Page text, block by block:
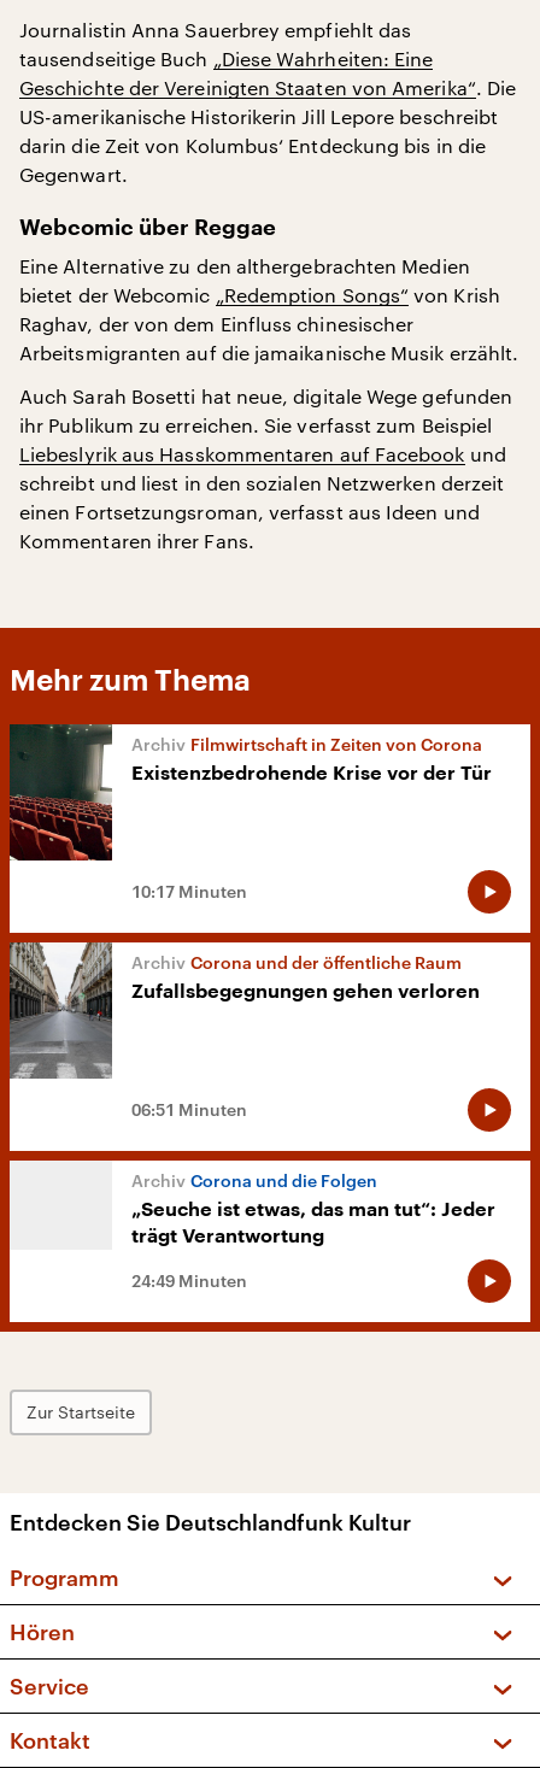
Journalistin Anna Sauerbrey empfiehlt das
tausendseitige Buch „Diese Wahrheiten: Eine
Geschichte der Vereinigten Staaten von Amerika“. Die
US-amerikanische Historikerin Jill Lepore beschreibt
darin die Zeit von Kolumbus‘ Entdeckung bis in die
Gegenwart.
Webcomic über Reggae
Eine Alternative zu den althergebrachten Medien
bietet der Webcomic „Redemption Songs“ von Krish
Raghav, der von dem Einfluss chinesischer
Arbeitsmigranten auf die jamaikanische Musik erzählt.
Auch Sarah Bosetti hat neue, digitale Wege gefunden
ihr Publikum zu erreichen. Sie verfasst zum Beispiel
Liebeslyrik aus Hasskommentaren auf Facebook und
schreibt und liest in den sozialen Netzwerken derzeit
einen Fortsetzungsroman, verfasst aus Ideen und
Kommentaren ihrer Fans.
Mehr zum Thema
Filmwirtschaft in Zeiten von Corona
Existenzbedrohende Krise vor der Tür
10:17 Minuten
Corona und der öffentliche Raum
Zufallsbegegnungen gehen verloren
06:51 Minuten
Corona und die Folgen
„Seuche ist etwas, das man tut“: Jeder
trägt Verantwortung
24:49 Minuten
Zur Startseite
Entdecken Sie Deutschlandfunk Kultur
Programm
Sendungen und Podcasts
Musikliste
Kakadu – Das Kinderprogramm
Hören
Frequenzen (UKW + DAB+)
Service
FAQ
Kontakt